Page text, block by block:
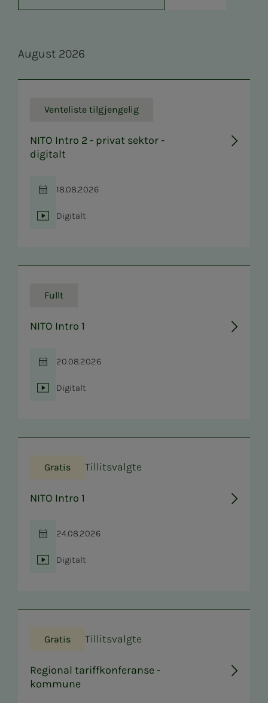
Au­­­gust 2026
Venteliste tilgjengelig
NITO Intro 2 - privat sektor -
digitalt
Tid
18.08.2026
Sted
Digitalt
Fullt
NITO Intro 1
Tid
20.08.2026
Sted
Digitalt
Gratis Tillitsvalgte
NITO Intro 1
Tid
24.08.2026
Sted
Digitalt
Gratis Tillitsvalgte
Regional tariffkonferanse -
kommune